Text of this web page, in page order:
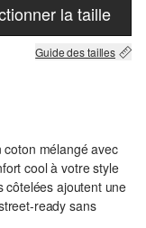
la taille
Guide des tailles
mélangé avec
cool à votre style
côtelées ajoutent une
ready sans